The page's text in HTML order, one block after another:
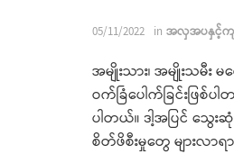
05/11/2022 in အလှအပနှင့်ကျ
အမျိုးသား၊ အမျိုးသ
ဝက်ခြံပေါက်ခြင်းဖြ
ပါတယ်။ ဒါ့အပြင် သွေး
စိတ်ဖိစီးမှုတွေ များလာရ